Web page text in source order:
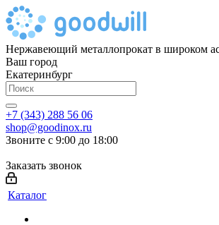
Нержавеющий металлопрокат в широком
Ваш город
Екатеринбург
+7 (343) 288 56 06
shop@goodinox.ru
Звоните с 9:00 до 18:00
Заказать звонок
Каталог